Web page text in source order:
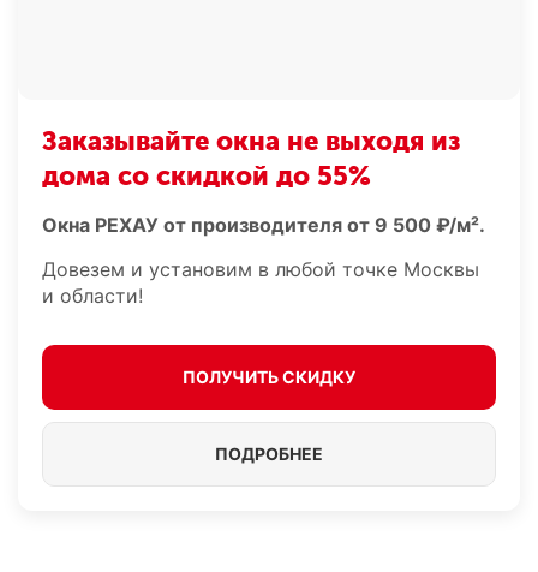
Заказывайте окна не выходя из
дома со скидкой до 55%
Окна РЕХАУ от производителя от 9 500 ₽/м².
Довезем и установим в любой точке Москвы
и области!
ПОЛУЧИТЬ СКИДКУ
ПОДРОБНЕЕ